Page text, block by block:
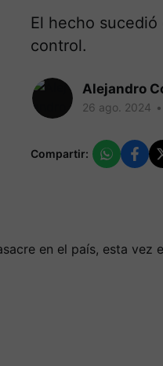
El hecho
control.
Alejandro
26 ago. 2024 •
Compartir: